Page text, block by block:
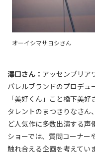
オーイシマサヨシさん
澤口さん： アッセンブリア
パレルブランドのプロデュ
「美好くん」こと橋下美
タレントのまつきりなさん
ど人気作に多数出演する声
ショーでは、質問コーナー
触れ合える企画を考えてい